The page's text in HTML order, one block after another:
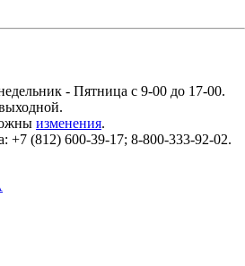
- Пятница с 9-00 до 17-00.
изменения.
+7 (812) 600-39-17; 8-800-333-92-02.